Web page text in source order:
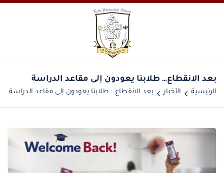
بعد الانقطاع… طلابنا يعودون إلى مقاعد الدراسة
الرئيسية الأخبار بعد الانقطاع… طلابنا يعودون إلى مقاعد الدراسة